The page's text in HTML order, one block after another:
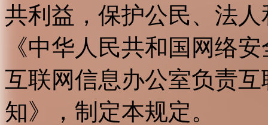
共利益，保护公民、法
《中华人民共和国网络
互联网信息办公室负责
知》，制定本规定。